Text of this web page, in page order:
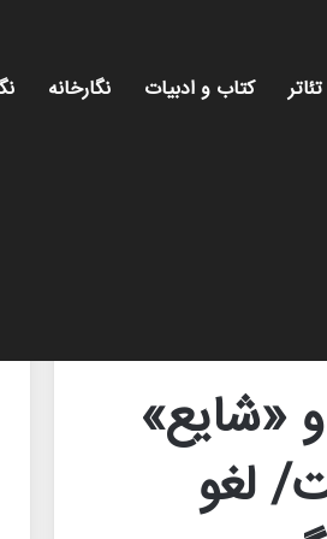
کتاب و ادبیات نگارخانه
«شایع»
لغو